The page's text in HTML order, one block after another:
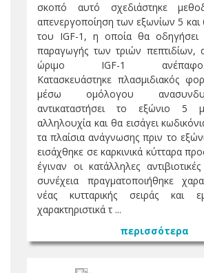
σκοπό αυτό σχεδιάστηκε
απενεργοποίηση των εξωνίων 5 και
του IGF-1, η οποία θα
παραγωγής των τριών πεπτιδίων,
ώριμο IGF-1
Κατασκευάστηκε πλασμιδιακός
μέσω ομόλογου
αντικαταστήσει το εξώνιο 5
αλληλουχία και θα εισάγει
τα πλαίσια ανάγνωσης πριν το
εισάχθηκε σε καρκινικά κύτταρα
έγιναν οι κατάλληλες
συνέχεια πραγματοποιήθηκε
νέας κυτταρικής σειράς και
χαρακτηριστικά τ ...
περισσότερα